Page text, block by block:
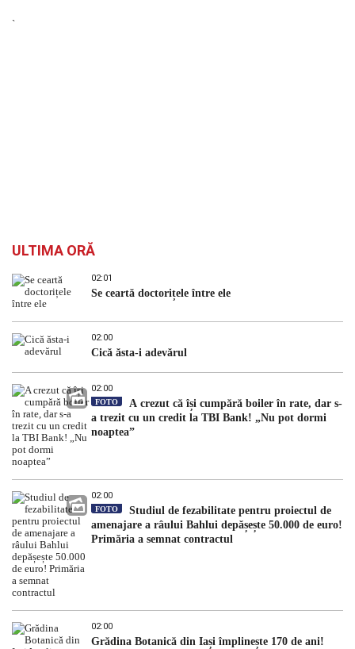
`
ULTIMA ORĂ
02:01
Se ceartă doctorițele între ele
02:00
Cică ăsta-i adevărul
02:00
FOTO
A crezut că își cumpără boiler în rate, dar s-
a trezit cu un credit la TBI Bank! „Nu pot dormi
noaptea”
02:00
FOTO
Studiul de fezabilitate pentru proiectul de
amenajare a râului Bahlui depășește 50.000 de euro!
Primăria a semnat contractul
02:00
Grădina Botanică din Iași împlinește 170 de ani!